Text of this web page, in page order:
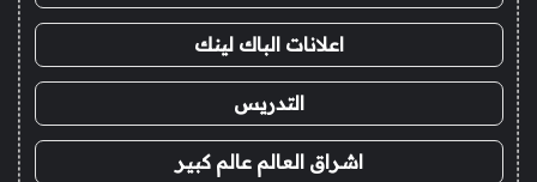
اعلانات الباك لينك
التدريس
اشراق العالم عالم كبير